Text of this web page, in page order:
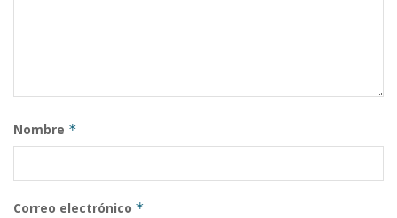
Nombre *
Correo electrónico *